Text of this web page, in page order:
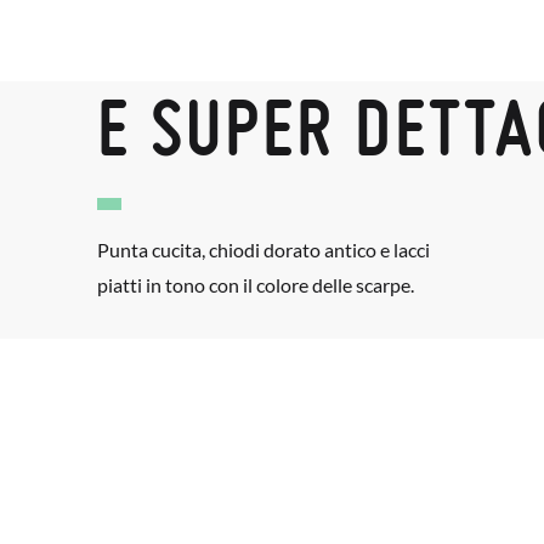
E SUPER
Punta cucita, chiodi dorato antico e lacci
piatti in tono con il colore delle scarpe.